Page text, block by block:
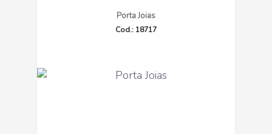
Porta Joias
Cod.: 18717